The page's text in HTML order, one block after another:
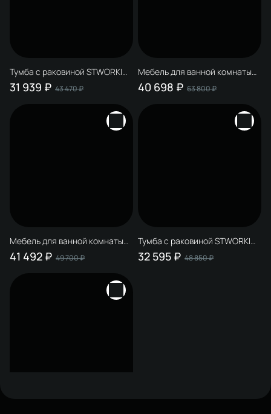
Тумба с раковиной STWORKI
Молде 95 белая, столешница
Молде 95, раковина Молде
31 939 ₽ 43 470 ₽
Мебель для ванной комнаты
STWORKI Молде 95 антрацит
40 698 ₽ 63 800 ₽
Мебель для ванной комнаты
STWORKI Молде 95 белая, с
сифоном
41 492 ₽ 49 700 ₽
Тумба с раковиной STWORKI
Молде 95 антрацит, раковина
Молде 15095-KL
32 595 ₽ 48 850 ₽